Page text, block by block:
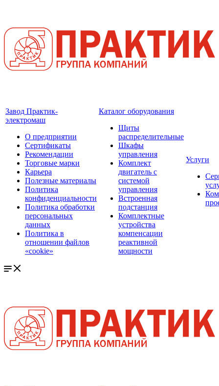
Завод Практик-
электромаш
О предприятии
Сертификаты
Рекомендации
Торговые марки
Карьера
Полезные материалы
Политика
конфиденциальности
Политика обработки
персональных
данных
Политика в
отношении файлов
«cookie»
Каталог оборудования
Щиты
распределительные
Шкафы
управления
Комплект
двигатель с
системой
управления
Встроенная
подстанция
Комплектные
устройства
компенсации
реактивной
мощности
Услуги